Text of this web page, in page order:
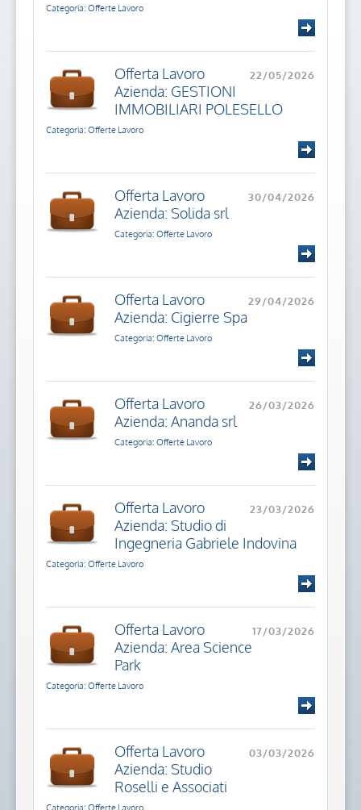
Categoria: Offerte Lavoro
22/05/2026
Offerta Lavoro
Azienda: GESTIONI
IMMOBILIARI POLESELLO
Categoria: Offerte Lavoro
30/04/2026
Offerta Lavoro
Azienda: Solida srl
Categoria: Offerte Lavoro
29/04/2026
Offerta Lavoro
Azienda: Cigierre Spa
Categoria: Offerte Lavoro
26/03/2026
Offerta Lavoro
Azienda: Ananda srl
Categoria: Offerte Lavoro
23/03/2026
Offerta Lavoro
Azienda: Studio di
Ingegneria Gabriele Indovina
Categoria: Offerte Lavoro
17/03/2026
Offerta Lavoro
Azienda: Area Science
Park
Categoria: Offerte Lavoro
03/03/2026
Offerta Lavoro
Azienda: Studio
Roselli e Associati
Categoria: Offerte Lavoro